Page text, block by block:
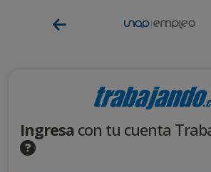
Ingresa con tu cuenta